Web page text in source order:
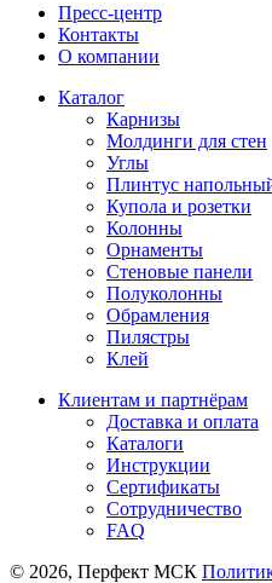
Пресс-центр
Контакты
О компании
Каталог
Карнизы
Молдинги для стен
Углы
Плинтус
Купола и розетки
Колонны
Орнаменты
Стеновые панели
Полуколонны
Обрамления
Пилястры
Клей
Клиентам и партнёрам
Доставка и оплата
Каталоги
Инструкции
Сертификаты
Сотрудничество
FAQ
© 2026, Перфект МСК